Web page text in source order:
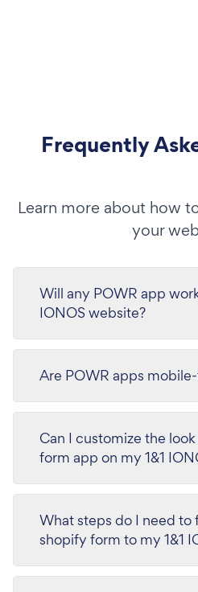
Frequently
Learn more about how
your
Will any POWR app
IONOS website?
Are POWR apps
Can I customize the
form app on my 1&1
What steps do I need to
shopify form to my 1&1